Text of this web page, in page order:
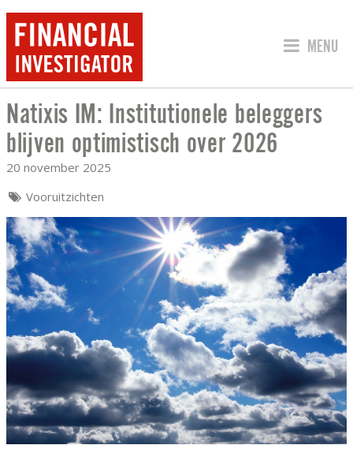
SPRING
MENU
NATIXIS IM: INSTITUTIONELE
Natixis IM: Institutionele beleggers
blijven optimistisch over 2026
20 november 2025
Vooruitzichten